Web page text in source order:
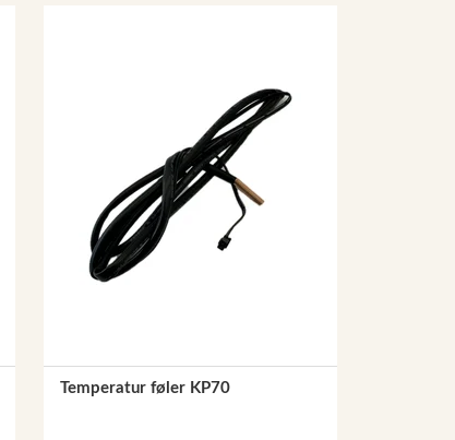
Temperatur føler KP70